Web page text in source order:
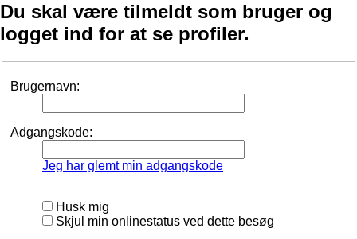
Du skal være tilmeldt som bruger og
logget ind for at se profiler.
Brugernavn:
Adgangskode:
Jeg har glemt min adgangskode
Husk mig
Skjul min onlinestatus ved dette besøg